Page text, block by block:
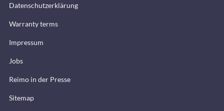
Datenschutzerklärung
Warranty terms
Impressum
Jobs
Reimo in der Presse
Sitemap